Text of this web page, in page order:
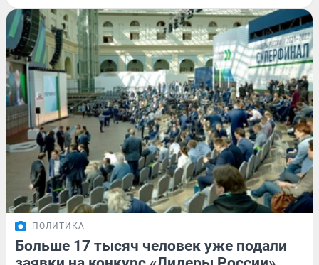
ПОЛИТИКА
Больше 17 тысяч человек уже подали